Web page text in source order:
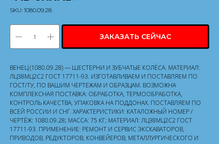
SKU: 1080.09.28
ЗАКАЗАТЬ СЕЙЧАС
ВЕНЕЦ (1080.09.28) — ШЕСТЕРНИ И ЗУБЧАТЫЕ КОЛЁСА. МАТЕРИАЛ:
ЛЦ38МЦ2С2 ГОСТ 17711-93. ИЗГОТАВЛИВАЕМ И ПОСТАВЛЯЕМ ПО
ГОСТ/ТУ, ПО ВАШИМ ЧЕРТЕЖАМ И ОБРАЗЦАМ. ВОЗМОЖНА
КОМПЛЕКСНАЯ ПОСТАВКА: ОБРАБОТКА, ТЕРМООБРАБОТКА,
КОНТРОЛЬ КАЧЕСТВА, УПАКОВКА НА ПОДДОНАХ. ПОСТАВЛЯЕМ ПО
ВСЕЙ РОССИИ И СНГ. ХАРАКТЕРИСТИКИ: КАТАЛОЖНЫЙ НОМЕР /
ЧЕРТЁЖ: 1080.09.28; МАССА: 75 КГ; МАТЕРИАЛ: ЛЦ38МЦ2С2 ГОСТ
17711-93. ПРИМЕНЕНИЕ: РЕМОНТ И СЕРВИС ЭКСКАВАТОРОВ,
ПРИВОДОВ, РЕДУКТОРОВ, КОНВЕЙЕРОВ, МЕТАЛЛУРГИЧЕСКОГО И